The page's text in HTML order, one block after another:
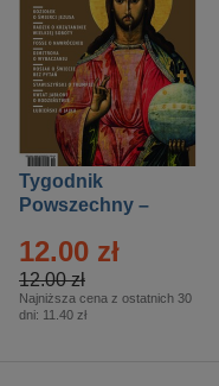
Tygodnik
Powszechny –
12.00 zł
12.00 zł
Najniższa cena z ostatnich 30
dni: 11.40 zł